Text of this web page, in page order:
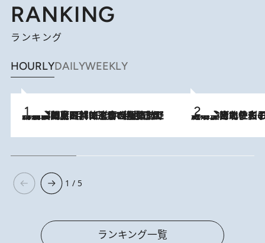
RANKING
ランキング
HOURLYDAILYWEEKLY
2026.8.8
「最後に見られてよかった」上野動物園の東園パンダ舎が解体前に特別公開。8月16日まで延長されたパネル展と共に辿る“半世紀”のパンダ飼育《解体工事の図面あり》 2026.8.3
《「文士の子ども被害者の会」発足！》阿川佐和子（72）が語る遠藤周作に北杜夫、劇作家・矢代静一の子どもたちの“文豪プライベート事件簿”
1 / 5
ランキング一覧